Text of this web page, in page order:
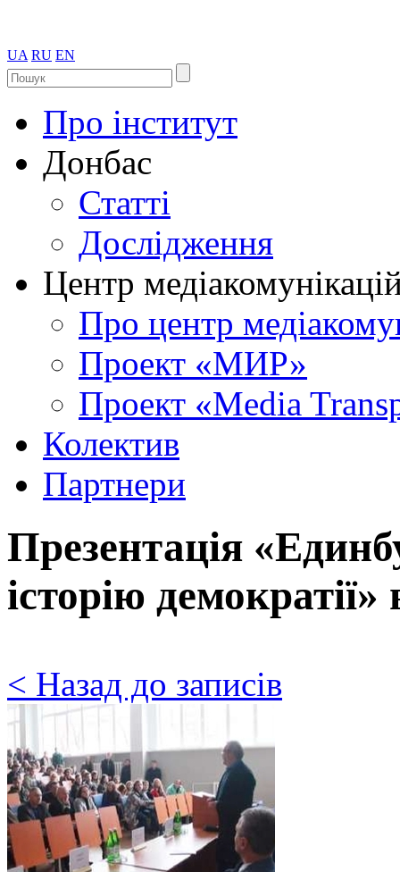
UA RU EN
Про інститут
Донбас
Статті
Дослідження
Центр
Про центр
Проект «МИР»
Проект «Media
Колектив
Партнери
Презентація
історію
< Назад до записів